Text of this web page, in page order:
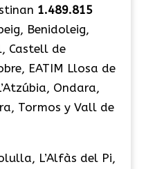
1.489.815
Benidoleig,
Castell de
EATIM Llosa de
Ondara,
Tormos y Vall de
L’Alfàs del Pi,